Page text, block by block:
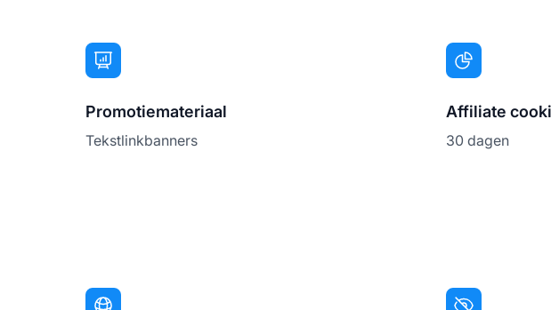
Promotiemateriaal
Tekstlinkbanners
Affiliate
30 dagen